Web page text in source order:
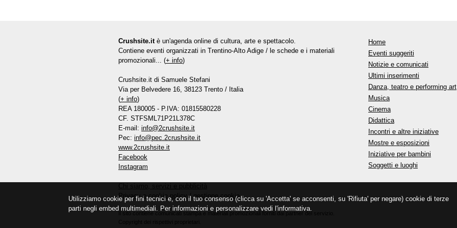
Crushsite.it è un'agenda online di cultura, arte e spettacolo.
Contiene eventi organizzati in Trentino-Alto Adige / le schede e i materiali
promozionali... (+ info)
Crushsite.it di Samuele Stefani
Via per Belvedere 16, 38123 Trento / Italia
(+ info)
REA 180005 - P.IVA: 01815580228
CF. STFSML71P21L378C
E-mail: info@2crushsite.it
Pec: info@pec.2crushsite.it
www.2crushsite.it
Facebook
Instagram
Privacy e cookie policy / gestione cookie
Il sito contiene comunicati stampa e materiali promozionali forniti dai partner del servizio.
Home
Eventi suggeriti
Notizie e comunicati
Ultimi inserimenti
Danza, teatro e performing art
Musica
Cinema
Didattica
Incontri e altre iniziative
Mostre e esposizioni
Iniziative per bambini
Soggetti e luoghi
Utilizziamo cookie per fini tecnici e, con il tuo consenso (clicca su 'Accetta' se acconsenti, su 'Rifiuta' per negare) cookie di terze
parti negli embed multimediali. Per informazioni e personalizzare vedi l'informativa.